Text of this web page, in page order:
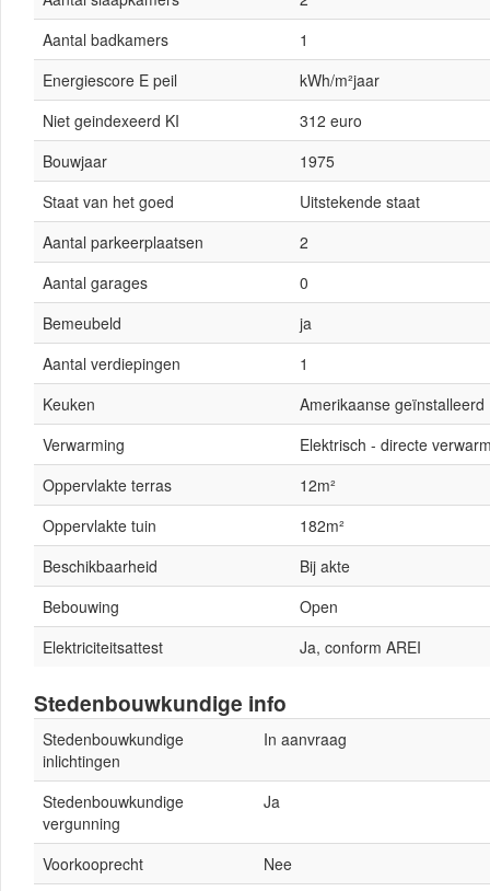
Aantal badkamers
1
Energiescore E peil
kWh/m²jaar
Niet geindexeerd KI
312 euro
Bouwjaar
1975
Staat van het goed
Uitstekende staat
Aantal parkeerplaatsen
2
Aantal garages
0
Bemeubeld
ja
Aantal verdiepingen
1
Keuken
Amerikaanse geïnstalleerd
Verwarming
Elektrisch - directe
Oppervlakte terras
12m²
Oppervlakte tuin
182m²
Beschikbaarheid
Bij akte
Bebouwing
Open
Elektriciteitsattest
Ja, conform AREI
Stedenbouwkundige info
Stedenbouwkundige
inlichtingen
In aanvraag
Stedenbouwkundige
vergunning
Ja
Voorkooprecht
Nee